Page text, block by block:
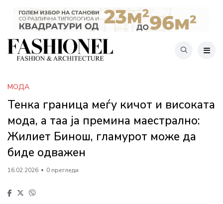
МОДА
Тенка граница меѓу кичот и високата
мода, а таа ја премина маестрално:
Жилиет Бинош, гламурот може да
биде одважен
16.02.2026 0 прегледи